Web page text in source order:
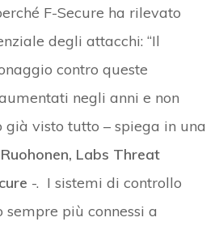
F-Secure ha rilevato
degli attacchi: “Il
contro queste
negli anni e non
già visto tutto – spiega in una
Labs Threat
-. I sistemi di controllo
più connessi a